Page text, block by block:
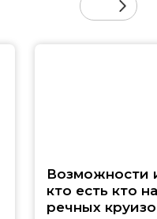
Возможности
кто есть кто
речных